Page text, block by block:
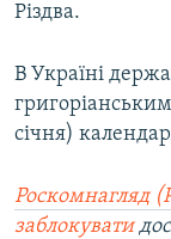
Різдва.
В Україні
січня)
Роскомнагляд
заблокувати